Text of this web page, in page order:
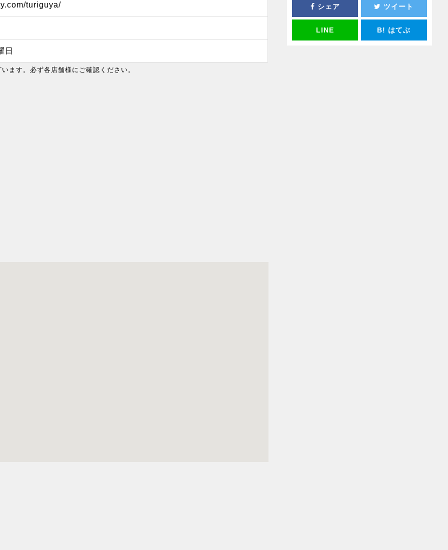
turiguya/
日
ます。必ず各店舗様にご確認ください。
シェア ツイート
LINE B! はてぶ